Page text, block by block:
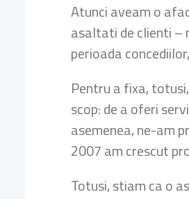
Atunci aveam o
asaltati de clienti –
perioada
Pentru a fixa,
scop: de a oferi
asemenea, ne-am
2007 am crescut
Totusi, stiam ca o